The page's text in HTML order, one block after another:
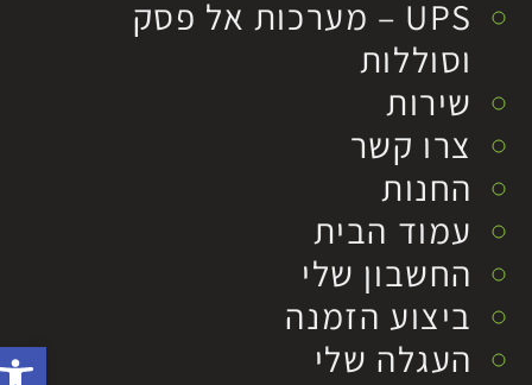
פתח
UPS – מערכות אל פסק
וסוללות
שירות
צרו קשר
החנות
עמוד הבית
החשבון שלי
ביצוע הזמנה
העגלה שלי